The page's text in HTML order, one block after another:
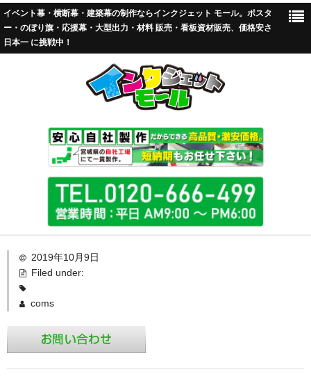
イベント幕・横断幕・建築幕の制作ならインクジェット モール。ポスタ
ー・のぼり旗・応援幕・大型出力・材料 販売・看板資材販売、価格安さ
日本一 に挑戦中！
TOP
標準加工
お見積り
ご注文
2019年10月9日
Filed under:
coms